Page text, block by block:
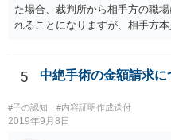
た場合、裁判所から相手方の職
れることになりますが、相手方
可能性があります。 諦めずに追
まあるため、少額訴訟につき前
5 中絶手術の金額請求に
#子の認知 #内容証明作成送付
2019年9月8日